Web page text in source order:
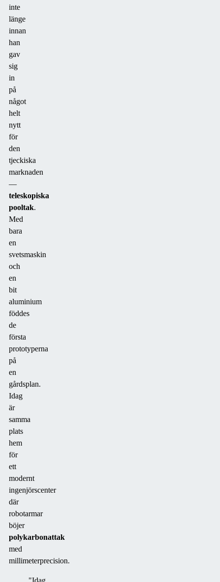
inte
länge
innan
han
gav
sig
in
på
något
helt
nytt
för
den
tjeckiska
marknaden
—
teleskopiska
pooltak.
Med
bara
en
svetsmaskin
och
en
bit
aluminium
föddes
de
första
prototyperna
på
en
gårdsplan.
Idag
är
samma
plats
hem
för
ett
modernt
ingenjörscenter
där
robotarmar
böjer
polykarbonattak
med
millimeterprecision.
"Idag